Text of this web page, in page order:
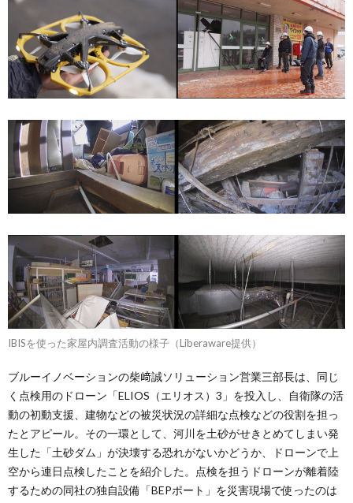
IBISを使った家屋内調査活動の様子（Liberaware提供）
ブルーイノベーションの柴﨑誠ソリューション営業三部長は、同じ
く点検用のドローン「ELIOS（エリオス）3」を投入し、自衛隊の活
動の初動支援、建物などの被災状況の詳細な点検などの役割を担っ
たとアピール。その一環として、河川を土砂がせきとめてしまい発
生した「土砂ダム」が決壊する恐れがないかどうか、ドローンで上
空から連日点検したことを紹介した。点検を担うドローンが離着陸
するための同社の独自設備「BEPポート」を災害現場で使ったのは